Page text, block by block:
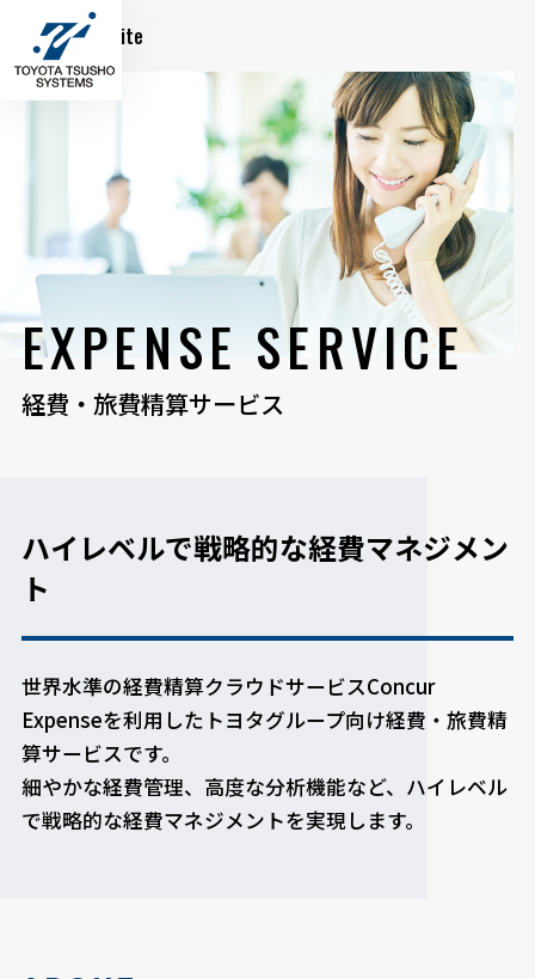
Global Site
EXPENSE SERVICE
経費・旅費精算サービス
ハイレベルで戦略的な経費マネジメン
ト
世界水準の経費精算クラウドサービスConcur
Expenseを利用したトヨタグループ向け経費・旅費精
算サービスです。
細やかな経費管理、高度な分析機能など、ハイレベル
で戦略的な経費マネジメントを実現します。